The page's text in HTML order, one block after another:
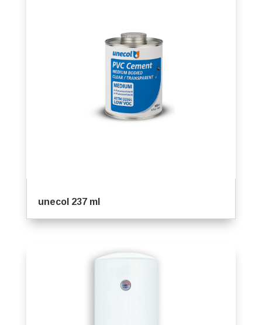
unecol 237 ml